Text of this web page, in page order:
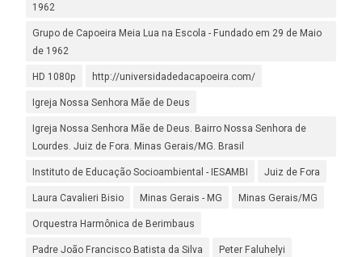
1962
Grupo de Capoeira Meia Lua na Escola - Fundado em 29 de Maio
de 1962
HD 1080p http://universidadedacapoeira.com/
Igreja Nossa Senhora Mãe de Deus
Igreja Nossa Senhora Mãe de Deus. Bairro Nossa Senhora de
Lourdes. Juiz de Fora. Minas Gerais/MG. Brasil
Instituto de Educação Socioambiental - IESAMBI Juiz de Fora
Laura Cavalieri Bisio Minas Gerais - MG Minas Gerais/MG
Orquestra Harmônica de Berimbaus
Padre João Francisco Batista da Silva Peter Faluhelyi